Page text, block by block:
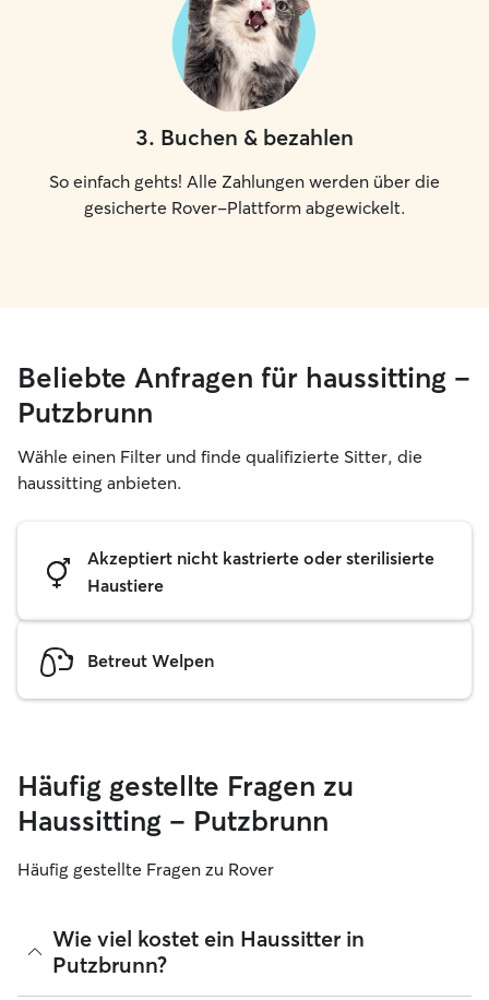
3. Buchen & bezahlen
So einfach gehts! Alle Zahlungen werden über die
gesicherte Rover-Plattform abgewickelt.
Beliebte Anfragen für haussitting –
Putzbrunn
Wähle einen Filter und finde qualifizierte Sitter, die
haussitting anbieten.
Akzeptiert nicht kastrierte oder sterilisierte
Haustiere
Betreut Welpen
Häufig gestellte Fragen zu
Haussitting – Putzbrunn
Häufig gestellte Fragen zu Rover
Wie viel kostet ein Haussitter in
Putzbrunn?